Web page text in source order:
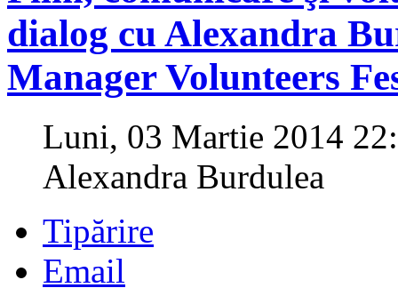
dialog cu Alexandra
Manager Volunteers
Luni, 03 Martie 2014
Alexandra Burdulea
Tipărire
Email